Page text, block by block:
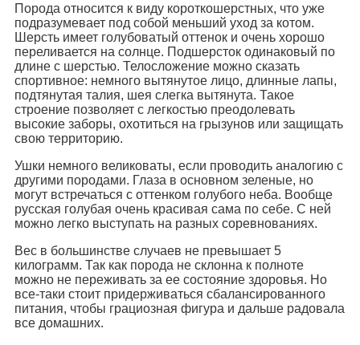
Порода относится к виду короткошерстных, что уже
подразумевает под собой меньший уход за котом.
Шерсть имеет голубоватый оттенок и очень хорошо
переливается на солнце. Подшерсток одинаковый по
длине с шерстью. Телосложение можно сказать
спортивное: немного вытянутое лицо, длинные лапы,
подтянутая талия, шея слегка вытянута. Такое
строение позволяет с легкостью преодолевать
высокие заборы, охотиться на грызунов или защищать
свою территорию.
Ушки немного великоваты, если проводить аналогию с
другими породами. Глаза в основном зеленые, но
могут встречаться с оттенком голубого неба. Вообще
русская голубая очень красивая сама по себе. С ней
можно легко выступать на разных соревнованиях.
Вес в большинстве случаев не превышает 5
килограмм. Так как порода не склонна к полноте
можно не переживать за ее состояние здоровья. Но
все-таки стоит придерживаться сбалансированного
питания, чтобы грациозная фигура и дальше радовала
все домашних.